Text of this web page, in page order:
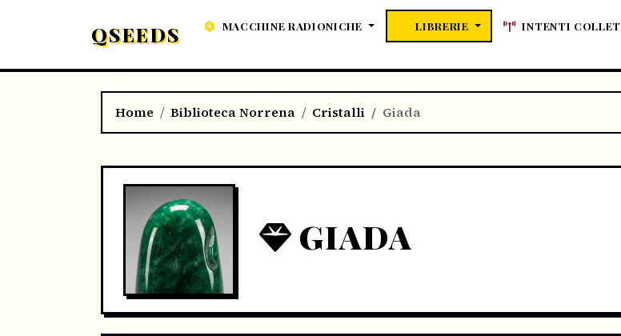
QSEEDS MACCHINE RADIONICHE LIBRERIE INTENTI
Home Biblioteca Norrena Cristalli Giada
GIADA